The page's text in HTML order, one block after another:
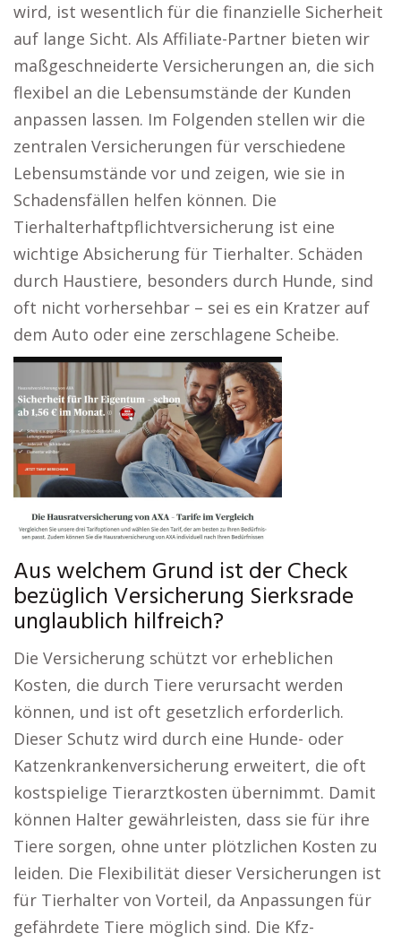
wird, ist wesentlich für die finanzielle Sicherheit
auf lange Sicht. Als Affiliate-Partner bieten wir
maßgeschneiderte Versicherungen an, die sich
flexibel an die Lebensumstände der Kunden
anpassen lassen. Im Folgenden stellen wir die
zentralen Versicherungen für verschiedene
Lebensumstände vor und zeigen, wie sie in
Schadensfällen helfen können. Die
Tierhalterhaftpflichtversicherung ist eine
wichtige Absicherung für Tierhalter. Schäden
durch Haustiere, besonders durch Hunde, sind
oft nicht vorhersehbar – sei es ein Kratzer auf
dem Auto oder eine zerschlagene Scheibe.
Aus welchem Grund ist der Check
bezüglich Versicherung Sierksrade
unglaublich hilfreich?
Die Versicherung schützt vor erheblichen
Kosten, die durch Tiere verursacht werden
können, und ist oft gesetzlich erforderlich.
Dieser Schutz wird durch eine Hunde- oder
Katzenkrankenversicherung erweitert, die oft
kostspielige Tierarztkosten übernimmt. Damit
können Halter gewährleisten, dass sie für ihre
Tiere sorgen, ohne unter plötzlichen Kosten zu
leiden. Die Flexibilität dieser Versicherungen ist
für Tierhalter von Vorteil, da Anpassungen für
gefährdete Tiere möglich sind. Die Kfz-